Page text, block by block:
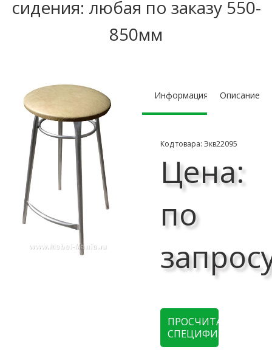
сидения: любая по заказу 550-
850мм
Информация Описание
Код товара: Экв22095
Цена:
по
ПРОСЧИТАТЬ
СПЕЦИФИКАЦИЮ